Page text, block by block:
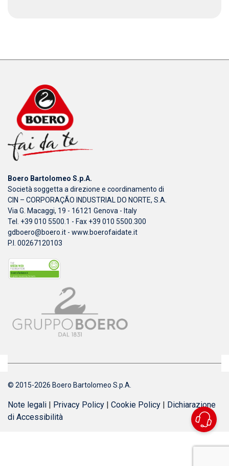
Boero Bartolomeo S.p.A.
Società soggetta a direzione e coordinamento di
CIN – CORPORAÇÃO INDUSTRIAL DO NORTE, S.A.
Via G. Macaggi, 19 - 16121 Genova - Italy
Tel. +39 010 5500.1 - Fax +39 010 5500.300
gdboero@boero.it - www.boerofaidate.it
P.I. 00267120103
© 2015-2026 Boero Bartolomeo S.p.A.
Note legali | Privacy Policy | Cookie Policy | Dichiarazione
di Accessibilità